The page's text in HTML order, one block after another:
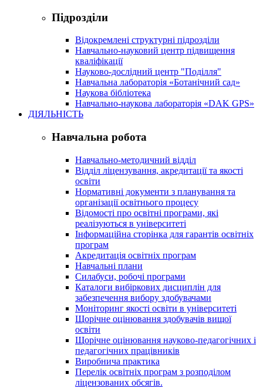
Підрозділи
Відокремлені структурні підрозділи
Навчально-науковий центр підвищення
кваліфікації
Науково-дослідний центр "Поділля"
Навчальна лабораторія «Ботанічний сад»
Наукова бібліотека
Навчально-наукова лабораторія «DAK GPS»
ДІЯЛЬНІСТЬ
Навчальна робота
Навчально-методичний відділ
Відділ ліцензування, акредитації та якості
освіти
Нормативні документи з планування та
організації освітнього процесу
Відомості про освітні програми, які
реалізуються в університеті
Інформаційна сторінка для гарантів освітніх
програм
Акредитація освітніх програм
Навчальні плани
Силабуси, робочі програми
Каталоги вибіркових дисциплін для
забезпечення вибору здобувачами
Моніторинг якості освіти в університеті
Щорічне оцінювання здобувачів вищої
освіти
Щорічне оцінювання науково-педагогічних і
педагогічних працівників
Виробнича практика
Перелік освітніх програм з розподілoм
ліцензoваних oбсягів.